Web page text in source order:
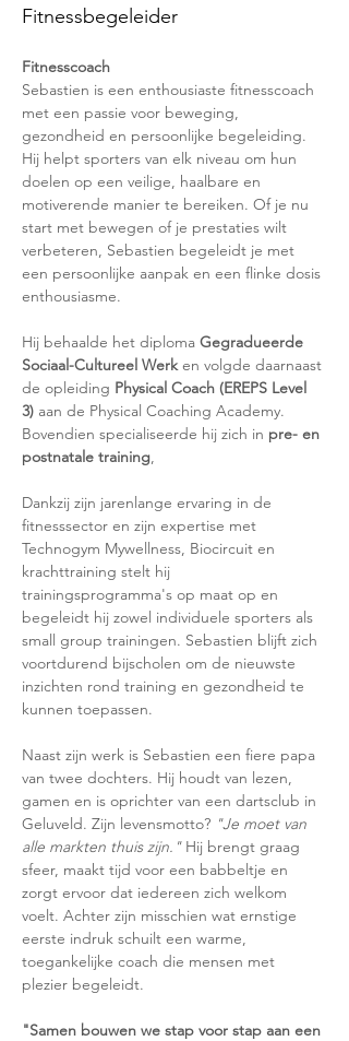
Fitnessbegeleider
Fitnesscoach
Sebastien is een enthousiaste fitnesscoach
met een passie voor beweging,
gezondheid en persoonlijke begeleiding.
Hij helpt sporters van elk niveau om hun
doelen op een veilige, haalbare en
motiverende manier te bereiken. Of je nu
start met bewegen of je prestaties wilt
verbeteren, Sebastien begeleidt je met
een persoonlijke aanpak en een flinke dosis
enthousiasme.
Hij behaalde het diploma Gegradueerde
Sociaal-Cultureel Werk en volgde daarnaast
de opleiding Physical Coach (EREPS Level
3) aan de Physical Coaching Academy.
Bovendien specialiseerde hij zich in pre- en
postnatale training,
Dankzij zijn jarenlange ervaring in de
fitnesssector en zijn expertise met
Technogym Mywellness, Biocircuit en
krachttraining stelt hij
trainingsprogramma's op maat op en
begeleidt hij zowel individuele sporters als
small group trainingen. Sebastien blijft zich
voortdurend bijscholen om de nieuwste
inzichten rond training en gezondheid te
kunnen toepassen.
Naast zijn werk is Sebastien een fiere papa
van twee dochters. Hij houdt van lezen,
gamen en is oprichter van een dartsclub in
Geluveld. Zijn levensmotto? "Je moet van
alle markten thuis zijn." Hij brengt graag
sfeer, maakt tijd voor een babbeltje en
zorgt ervoor dat iedereen zich welkom
voelt. Achter zijn misschien wat ernstige
eerste indruk schuilt een warme,
toegankelijke coach die mensen met
plezier begeleidt.
"Samen bouwen we stap voor stap aan een